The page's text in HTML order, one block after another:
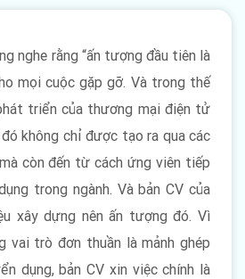
nghe rằng “ấn tượng đầu tiên là
mọi cuộc gặp gỡ. Và trong thế
triển của thương mại điện tử
không chỉ được tạo ra qua các
còn đến từ cách ứng viên tiếp
trong ngành. Và bản CV của
xây dựng nên ấn tượng đó. Vì
vai trò đơn thuần là mảnh ghép
dụng, bản CV xin việc chính là
nghiệp trong mẫu CV thương
trong bản CV xin việc thương
kế CV thương mại điện tử